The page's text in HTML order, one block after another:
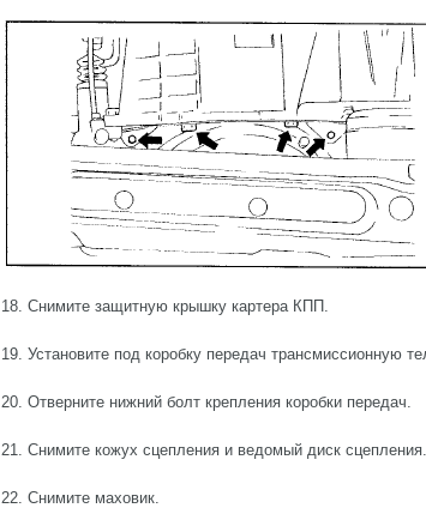
18. Снимите защитную крышку картера КПП.
19. Установите под коробку передач трансмиссионную
20. Отверните нижний болт крепления коробки передач.
21. Снимите кожух сцепления и ведомый диск сцепления.
22. Снимите маховик.